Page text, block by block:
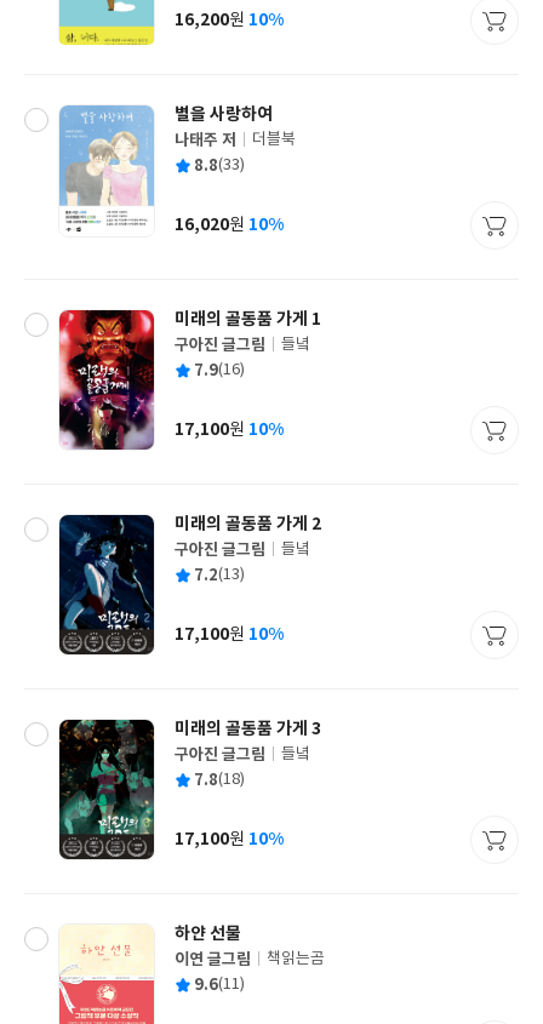
사
가
16,200원 10%
별을 사랑하여
글
쓴
나태주 저
출
사
더블북
평 8.8(33)
가
16,020원 10%
미래의 골동품 가게 1
글
쓴
구아진 글그림
출
사
들녘
평 7.9(16)
가
17,100원 10%
미래의 골동품 가게 2
글
쓴
구아진 글그림
출
사
들녘
평 7.2(13)
가
17,100원 10%
미래의 골동품 가게 3
글
쓴
구아진 글그림
출
사
들녘
평 7.8(18)
가
17,100원 10%
하얀 선물
글
쓴
이연 글그림
출
책읽는곰
평 9.6(11)